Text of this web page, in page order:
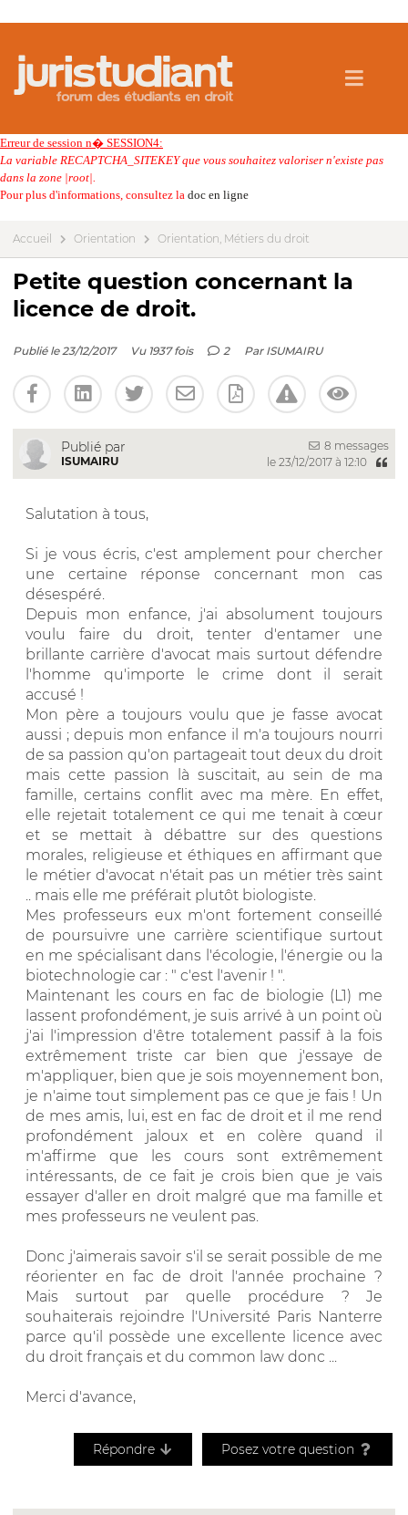
Erreur de session n� SESSION4:
La variable RECAPTCHA_SITEKEY que vous souhaitez valoriser n'existe pas
dans la zone |root|.
Pour plus d'informations, consultez la doc en ligne
Accueil Orientation Orientation, Métiers du droit
Petite question concernant la
licence de droit.
Publié le 23/12/2017 Vu 1937 fois 2 Par ISUMAIRU
Publié par
ISUMAIRU
8 messages
le 23/12/2017 à 12:10
Salutation à tous,
Si je vous écris, c'est amplement pour chercher
une certaine réponse concernant mon cas
désespéré.
Depuis mon enfance, j'ai absolument toujours
voulu faire du droit, tenter d'entamer une
brillante carrière d'avocat mais surtout défendre
l'homme qu'importe le crime dont il serait
accusé !
Mon père a toujours voulu que je fasse avocat
aussi ; depuis mon enfance il m'a toujours nourri
de sa passion qu'on partageait tout deux du droit
mais cette passion là suscitait, au sein de ma
famille, certains conflit avec ma mère. En effet,
elle rejetait totalement ce qui me tenait à cœur
et se mettait à débattre sur des questions
morales, religieuse et éthiques en affirmant que
le métier d'avocat n'était pas un métier très saint
.. mais elle me préférait plutôt biologiste.
Mes professeurs eux m'ont fortement conseillé
de poursuivre une carrière scientifique surtout
en me spécialisant dans l'écologie, l'énergie ou la
biotechnologie car : " c'est l'avenir ! ".
Maintenant les cours en fac de biologie (L1) me
lassent profondément, je suis arrivé à un point où
j'ai l'impression d'être totalement passif à la fois
extrêmement triste car bien que j'essaye de
m'appliquer, bien que je sois moyennement bon,
je n'aime tout simplement pas ce que je fais ! Un
de mes amis, lui, est en fac de droit et il me rend
profondément jaloux et en colère quand il
m'affirme que les cours sont extrêmement
intéressants, de ce fait je crois bien que je vais
essayer d'aller en droit malgré que ma famille et
mes professeurs ne veulent pas.
Donc j'aimerais savoir s'il se serait possible de me
réorienter en fac de droit l'année prochaine ?
Mais surtout par quelle procédure ? Je
souhaiterais rejoindre l'Université Paris Nanterre
parce qu'il possède une excellente licence avec
du droit français et du common law donc ...
Merci d'avance,
Répondre Posez votre question